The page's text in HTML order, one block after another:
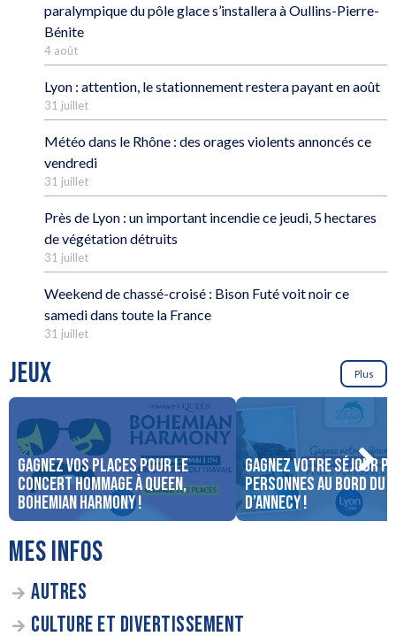
paralympique du pôle glace s’installera à Oullins-Pierre-
Bénite
4 août
Lyon : attention, le stationnement restera payant en août
31 juillet
Météo dans le Rhône : des orages violents annoncés ce
vendredi
31 juillet
Près de Lyon : un important incendie ce jeudi, 5 hectares
de végétation détruits
31 juillet
Weekend de chassé-croisé : Bison Futé voit noir ce
samedi dans toute la France
31 juillet
JEUX Plus
Gagnez vos places pour le
concert Hommage à Queen,
Bohemian Harmony !
Gagnez votre séjour
personnes au bord du
d’Annecy !
MES INFOS
AUTRES
CULTURE ET DIVERTISSEMENT